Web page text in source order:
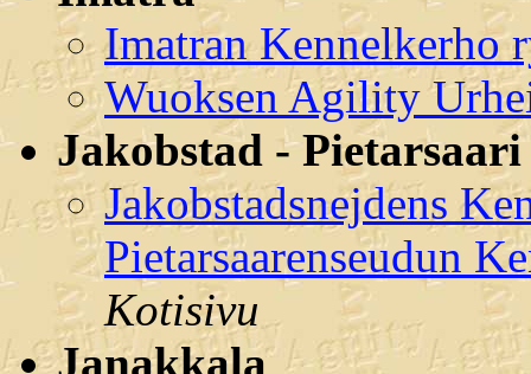
Imatran Kennelkerho
Wuoksen Agility
Jakobstad - Pietarsaari
Jakobstadsnejdens
Pietarsaarenseudun
Kotisivu
Janakkala